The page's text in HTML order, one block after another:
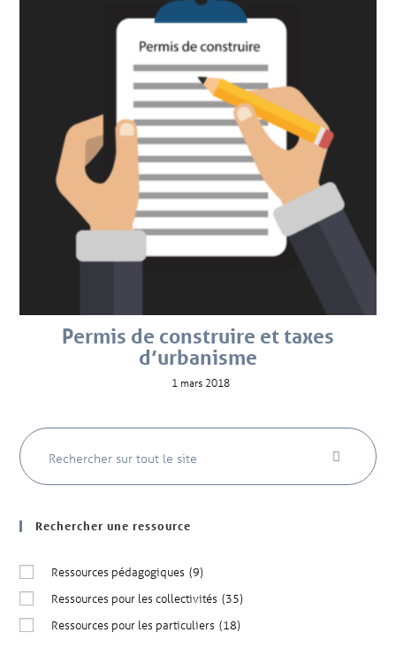
Permis de construire et taxes
d’urbanisme
1 mars 2018
Rechercher une ressource
Ressources pédagogiques (9)
Ressources pour les collectivités (35)
Ressources pour les particuliers (18)